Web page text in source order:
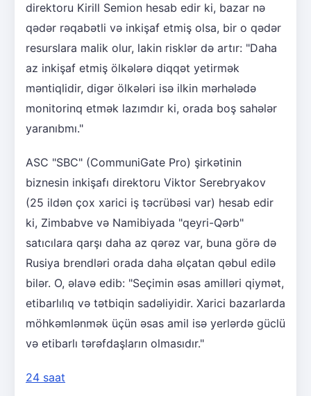
direktoru Kirill Semion hesab edir ki, bazar nə
qədər rəqabətli və inkişaf etmiş olsa, bir o qədər
resurslara malik olur, lakin risklər də artır: "Daha
az inkişaf etmiş ölkələrə diqqət yetirmək
məntiqlidir, digər ölkələri isə ilkin mərhələdə
monitorinq etmək lazımdır ki, orada boş sahələr
yaranıbmı."
ASC "SBC" (CommuniGate Pro) şirkətinin
biznesin inkişafı direktoru Viktor Serebryakov
(25 ildən çox xarici iş təcrübəsi var) hesab edir
ki, Zimbabve və Namibiyada "qeyri-Qərb"
satıcılara qarşı daha az qərəz var, buna görə də
Rusiya brendləri orada daha əlçatan qəbul edilə
bilər. O, əlavə edib: "Seçimin əsas amilləri qiymət,
etibarlılıq və tətbiqin sadəliyidir. Xarici bazarlarda
möhkəmlənmək üçün əsas amil isə yerlərdə güclü
və etibarlı tərəfdaşların olmasıdır."
24 saat